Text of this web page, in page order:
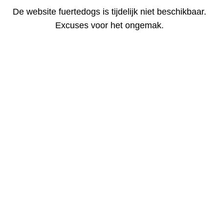
De website fuertedogs is tijdelijk niet beschikbaar.
Excuses voor het ongemak.